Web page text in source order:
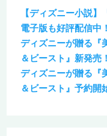
【ディズニー小説】
電子版も好評配信中！
ディズニーが贈る『
＆ビースト』新発売！
ディズニーが贈る『
＆ビースト』予約開